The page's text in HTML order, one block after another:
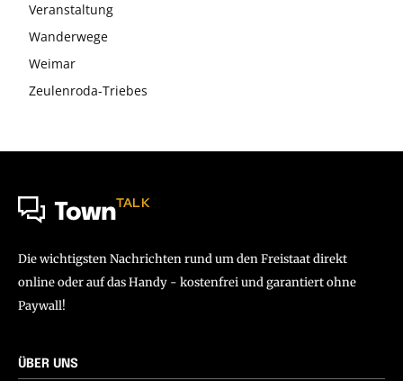
Veranstaltung
Wanderwege
Weimar
Zeulenroda-Triebes
TownTALK
Die wichtigsten Nachrichten rund um den Freistaat direkt
online oder auf das Handy - kostenfrei und garantiert ohne
Paywall!
ÜBER UNS